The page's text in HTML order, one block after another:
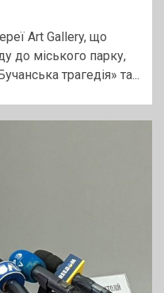
Art Gallery, що
до міського парку,
трагедія» та...